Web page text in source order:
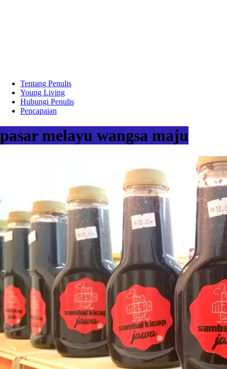
Tentang Penulis
Young Living
Hubungi Penulis
Pencapaian
pasar melayu wangsa maju